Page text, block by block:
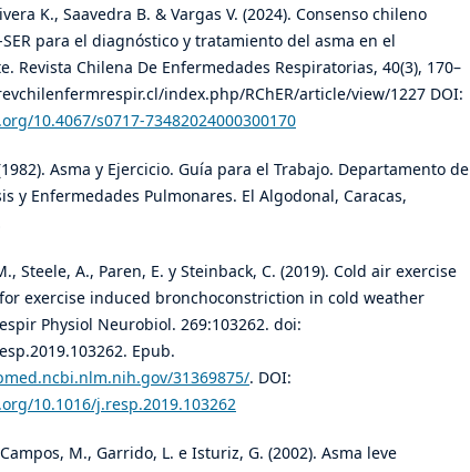
K., Saavedra B. & Vargas V. (2024). Consenso chileno
SER para el diagnóstico y tratamiento del asma en el
Revista Chilena De Enfermedades Respiratorias, 40(3), 170–
index.php/RChER/article/view/1227 DOI:
10.4067/s0717-73482024000300170
Asma y Ejercicio. Guía para el Trabajo. Departamento de
y Enfermedades Pulmonares. El Algodonal, Caracas,
Steele, A., Paren, E. y Steinback, C. (2019). Cold air exercise
exercise induced bronchoconstriction in cold weather
Physiol Neurobiol. 269:103262. doi:
Epub.
31369875/. DOI:
10.1016/j.resp.2019.103262
M., Garrido, L. e Isturiz, G. (2002). Asma leve